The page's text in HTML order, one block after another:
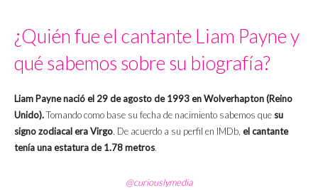
¿Quién fue el cantante Liam Payne y
qué sabemos sobre su biografía?
Liam Payne nació el 29 de agosto de 1993 en Wolverhapton (Reino
Unido).Tomando como base su fecha de nacimiento sabemos que su
signo zodiacal era Virgo. De acuerdo a su perfil en IMDb, el cantante
tenía una estatura de 1.78 metros.
@curiouslymedia